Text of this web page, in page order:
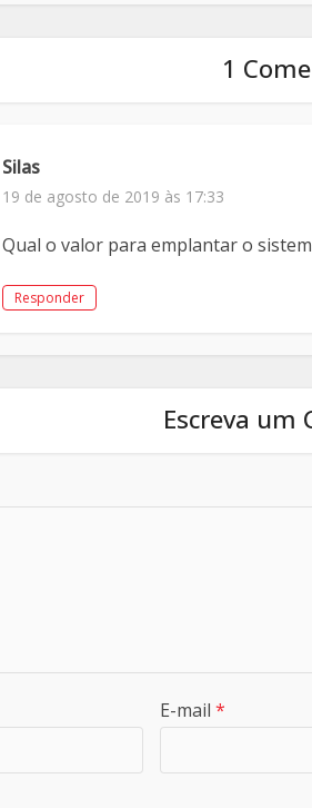
1
Silas
19 de agosto de 2019 às 17:33
Qual o valor para emplantar o
Responder
Escreva um
E-mail *